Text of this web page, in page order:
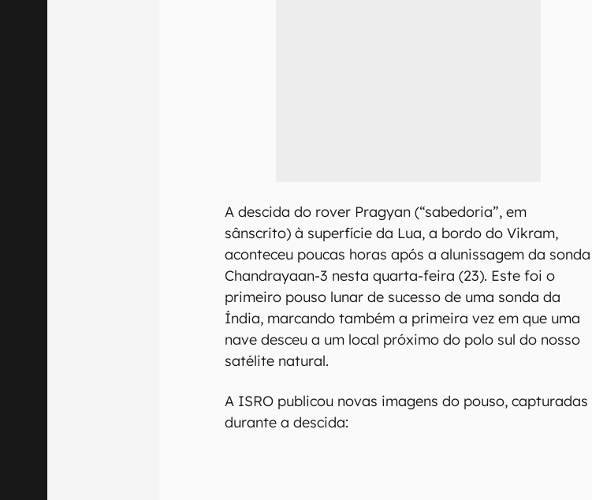
A descida do rover Pragyan (“sabedoria”, em
sânscrito) à superfície da Lua, a bordo do Vikram,
aconteceu poucas horas após a alunissagem da sonda
Chandrayaan-3 nesta quarta-feira (23). Este foi o
primeiro pouso lunar de sucesso de uma sonda da
Índia, marcando também a primeira vez em que uma
nave desceu a um local próximo do polo sul do nosso
satélite natural.
A ISRO publicou novas imagens do pouso, capturadas
durante a descida: